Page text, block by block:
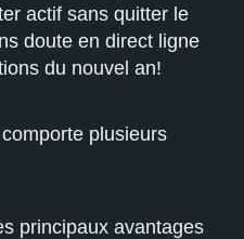
actif sans quitter le
doute en direct ligne
du nouvel an!
plusieurs
principaux avantages